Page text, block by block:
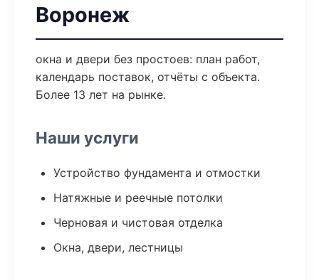
Воронеж
окна и двери без простоев: план работ,
календарь поставок, отчёты с объекта.
Более 13 лет на рынке.
Наши услуги
Устройство фундамента и отмостки
Натяжные и реечные потолки
Черновая и чистовая отделка
Окна, двери, лестницы